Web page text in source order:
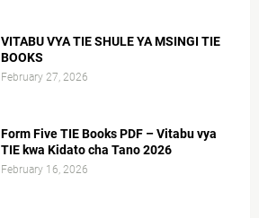
VITABU VYA TIE SHULE YA MSINGI TIE
BOOKS
February 27, 2026
Form Five TIE Books PDF – Vitabu vya
TIE kwa Kidato cha Tano 2026
February 16, 2026